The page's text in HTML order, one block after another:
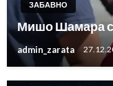
ЗАБАВНО
Мишо Шамара
admin_zarata